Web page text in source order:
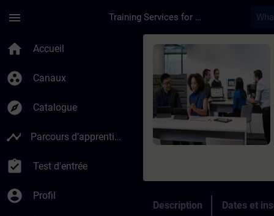
menu Training Services for Digital Industries
home Accueil
group_work Canaux
explore Catalogue
timeline Parcours d’apprentissage
assignment_turned_in Test d'entrée
account_circle Profil
Cours - Controller
Description Dates et